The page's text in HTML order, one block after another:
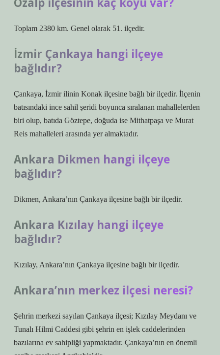
Toplam 2380 km. Genel olarak 51. ilçedir.
İzmir Çankaya hangi ilçeye
bağlıdır?
Çankaya, İzmir ilinin Konak ilçesine bağlı bir ilçedir. İlçenin
batısındaki ince sahil şeridi boyunca sıralanan mahallelerden
biri olup, batıda Göztepe, doğuda ise Mithatpaşa ve Murat
Reis mahalleleri arasında yer almaktadır.
Ankara Dikmen hangi ilçeye
bağlıdır?
Dikmen, Ankara’nın Çankaya ilçesine bağlı bir ilçedir.
Ankara Kızılay hangi ilçeye
bağlıdır?
Kızılay, Ankara’nın Çankaya ilçesine bağlı bir ilçedir.
Ankara’nın merkez ilçesi neresi?
Şehrin merkezi sayılan Çankaya ilçesi; Kızılay Meydanı ve
Tunalı Hilmi Caddesi gibi şehrin en işlek caddelerinden
bazılarına ev sahipliği yapmaktadır. Çankaya’nın en önemli